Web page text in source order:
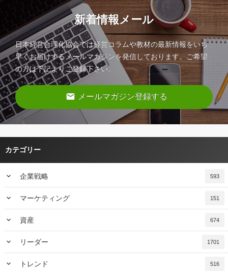
新着情報メール
日本経営合理化協会では経営コラムや教材の最新情報をいち
早くお届けするメールマガジンを発信しております。ご希望
の方は下記よりご登録下さい。
email メールマガジン登録する
カテゴリー
keyboard_arrow_down 企業戦略 593
keyboard_arrow_down マーケティング 151
keyboard_arrow_down 資産 674
keyboard_arrow_down リーダー 1701
keyboard_arrow_down トレンド 516